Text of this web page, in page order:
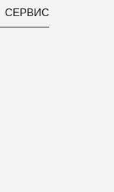
СЕРВИС